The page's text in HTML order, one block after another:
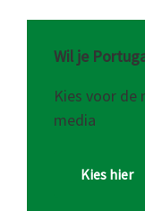
Wil je
Kies voor de
media
Kies hier